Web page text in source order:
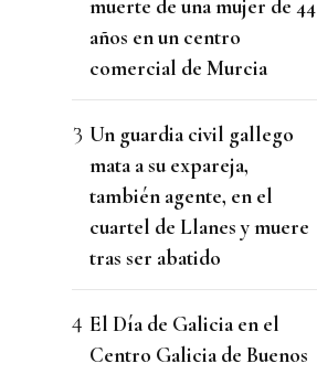
muerte de una mujer de 44
años en un centro
comercial de Murcia
Un guardia civil gallego
mata a su expareja,
también agente, en el
cuartel de Llanes y muere
tras ser abatido
El Día de Galicia en el
Centro Galicia de Buenos